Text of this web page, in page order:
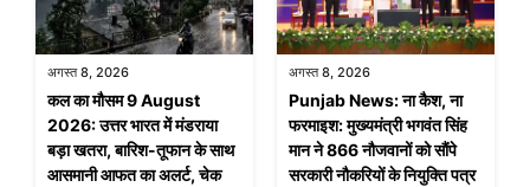
अगस्त 8, 2026
कल का मौसम 9 August
2026: उत्तर भारत में मंडराया
बड़ा खतरा, बारिश-तूफान के साथ
आसमानी आफत का अलर्ट, चेक
अगस्त 8, 2026
Punjab News: ना कैश, ना
फरमाइश: मुख्यमंत्री भगवंत सिंह
मान ने 866 नौजवानों को सौंपे
सरकारी नौकरियों के नियुक्ति पत्र